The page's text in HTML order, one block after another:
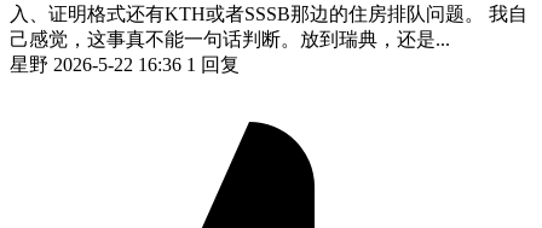
入、证明格式还有KTH或者SSSB那边的住房排队问题。 我自
己感觉，这事真不能一句话判断。放到瑞典，还是...
星野 2026-5-22 16:36 1 回复